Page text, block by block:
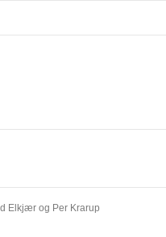
Elkjær og Per Krarup